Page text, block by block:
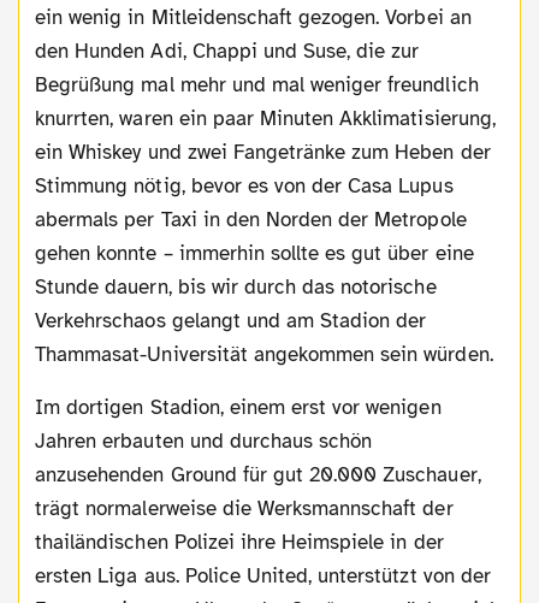
ein wenig in Mitleidenschaft gezogen. Vorbei an
den Hunden Adi, Chappi und Suse, die zur
Begrüßung mal mehr und mal weniger freundlich
knurrten, waren ein paar Minuten Akklimatisierung,
ein Whiskey und zwei Fangetränke zum Heben der
Stimmung nötig, bevor es von der Casa Lupus
abermals per Taxi in den Norden der Metropole
gehen konnte – immerhin sollte es gut über eine
Stunde dauern, bis wir durch das notorische
Verkehrschaos gelangt und am Stadion der
Thammasat-Universität angekommen sein würden.
Im dortigen Stadion, einem erst vor wenigen
Jahren erbauten und durchaus schön
anzusehenden Ground für gut 20.000 Zuschauer,
trägt normalerweise die Werksmannschaft der
thailändischen Polizei ihre Heimspiele in der
ersten Liga aus. Police United, unterstützt von der